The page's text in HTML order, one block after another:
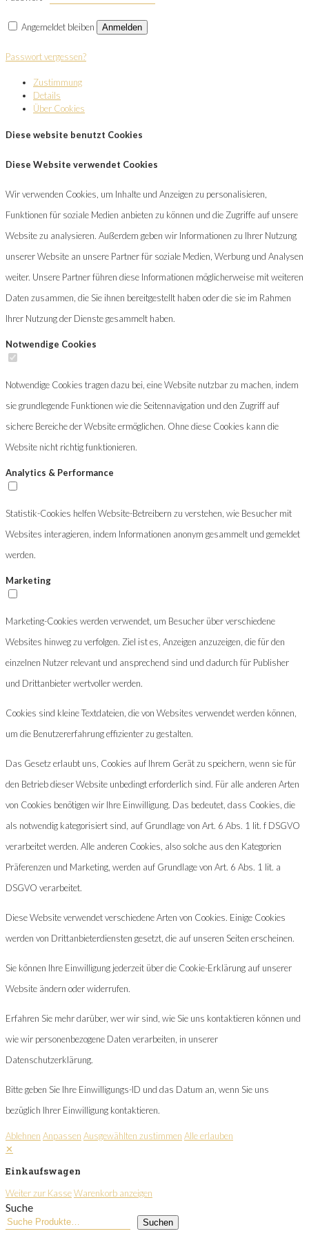
Angemeldet bleiben Anmelden
Passwort vergessen?
Zustimmung
Details
Über Cookies
Diese website benutzt Cookies
Diese Website verwendet Cookies
Wir verwenden Cookies, um Inhalte und Anzeigen zu personalisieren,
Funktionen für soziale Medien anbieten zu können und die Zugriffe auf unsere
Website zu analysieren. Außerdem geben wir Informationen zu Ihrer Nutzung
unserer Website an unsere Partner für soziale Medien, Werbung und Analysen
weiter. Unsere Partner führen diese Informationen möglicherweise mit weiteren
Daten zusammen, die Sie ihnen bereitgestellt haben oder die sie im Rahmen
Ihrer Nutzung der Dienste gesammelt haben.
Notwendige Cookies
Notwendige Cookies tragen dazu bei, eine Website nutzbar zu machen, indem
sie grundlegende Funktionen wie die Seitennavigation und den Zugriff auf
sichere Bereiche der Website ermöglichen. Ohne diese Cookies kann die
Website nicht richtig funktionieren.
Analytics & Performance
Statistik-Cookies helfen Website-Betreibern zu verstehen, wie Besucher mit
Websites interagieren, indem Informationen anonym gesammelt und gemeldet
werden.
Marketing
Marketing-Cookies werden verwendet, um Besucher über verschiedene
Websites hinweg zu verfolgen. Ziel ist es, Anzeigen anzuzeigen, die für den
einzelnen Nutzer relevant und ansprechend sind und dadurch für Publisher
und Drittanbieter wertvoller werden.
Cookies sind kleine Textdateien, die von Websites verwendet werden können,
um die Benutzererfahrung effizienter zu gestalten.
Das Gesetz erlaubt uns, Cookies auf Ihrem Gerät zu speichern, wenn sie für
den Betrieb dieser Website unbedingt erforderlich sind. Für alle anderen Arten
von Cookies benötigen wir Ihre Einwilligung. Das bedeutet, dass Cookies, die
als notwendig kategorisiert sind, auf Grundlage von Art. 6 Abs. 1 lit. f DSGVO
verarbeitet werden. Alle anderen Cookies, also solche aus den Kategorien
Präferenzen und Marketing, werden auf Grundlage von Art. 6 Abs. 1 lit. a
DSGVO verarbeitet.
Diese Website verwendet verschiedene Arten von Cookies. Einige Cookies
werden von Drittanbieterdiensten gesetzt, die auf unseren Seiten erscheinen.
Sie können Ihre Einwilligung jederzeit über die Cookie-Erklärung auf unserer
Website ändern oder widerrufen.
Erfahren Sie mehr darüber, wer wir sind, wie Sie uns kontaktieren können und
wie wir personenbezogene Daten verarbeiten, in unserer
Datenschutzerklärung.
Bitte geben Sie Ihre Einwilligungs-ID und das Datum an, wenn Sie uns
bezüglich Ihrer Einwilligung kontaktieren.
Ablehnen Anpassen Ausgewählten zustimmen Alle erlauben
✕
Einkaufswagen
Weiter zur KasseWarenkorb anzeigen
Suche
Suchen